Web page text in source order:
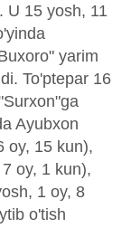
U 15 yosh, 11
yarim
To'ptepar 16
Ayubxon
oy, 15 kun),
oy, 1 kun),
1 oy, 8
o'tish